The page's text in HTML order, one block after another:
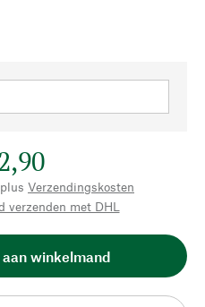
Verzendingskosten
verzenden met DHL
winkelmand